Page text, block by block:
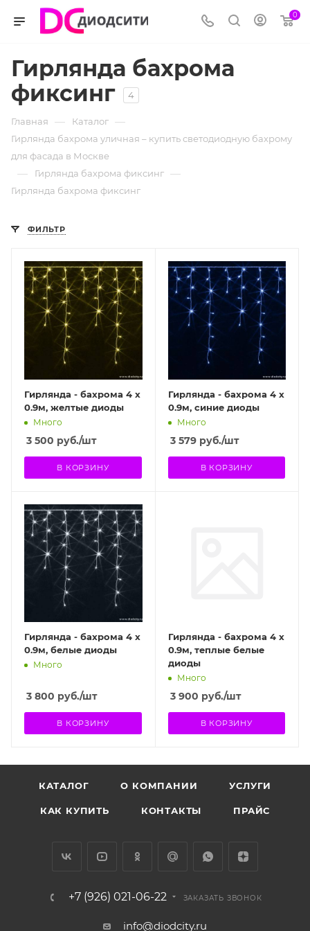
0
Гирлянда бахрома
фиксинг
4
Главная — Каталог —
Гирлянда бахрома уличная – купить светодиодную бахрому
для фасада в Москве
— Гирлянда бахрома фиксинг —
Гирлянда бахрома фиксинг
ФИЛЬТР
Гирлянда - бахрома 4 х
0.9м, желтые диоды
Много
3 500 руб./шт
В КОРЗИНУ
Гирлянда - бахрома 4 х
0.9м, синие диоды
Много
3 579руб./шт
В КОРЗИНУ
Гирлянда - бахрома 4 х
0.9м, белые диоды
Много
3 800 руб./шт
В КОРЗИНУ
Гирлянда - бахрома 4 х
0.9м, теплые белые
диоды
Много
3 900 руб./шт
В КОРЗИНУ
КАТАЛОГ О КОМПАНИИ УСЛУГИ
КАК КУПИТЬ КОНТАКТЫ ПРАЙС
+7 (926) 021-06-22 ЗАКАЗАТЬ ЗВОНОК
info@diodcity.ru